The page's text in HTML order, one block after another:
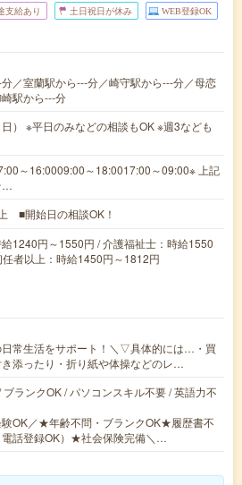
支給あり 土日祝日が休み WEB登録OK
／室蘭駅から---分／崎守駅から---分／母恋
駅から---分
） ※平日のみなどの相談もOK ※週3なども
～16:0009:00～18:0017:00～09:00※ 上記
…
■開始日の相談OK！
1240円～1550円 / 介護福祉士：時給1550
者以上：時給1450円～1812円
日常生活をサポート！＼▽具体的には…・買
添ったり・折り紙や体操などのレ…
ランクOK / パソコンスキル不要 / 英語力不
験OK／★年齢不問・ブランクOK★履歴書不
電話登録OK）★社会保険完備＼…